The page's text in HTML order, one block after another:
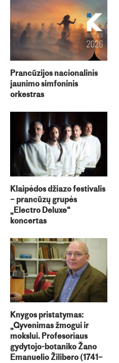
Prancūzijos nacionalinis
jaunimo simfoninis
orkestras
Klaipėdos džiazo festivalis
– prancūzų grupės
„Electro Deluxe“
koncertas
Knygos pristatymas:
„Gyvenimas žmogui ir
mokslui. Profesoriaus
gydytojo-botaniko Žano
Emanuelio Žilibero (1741–